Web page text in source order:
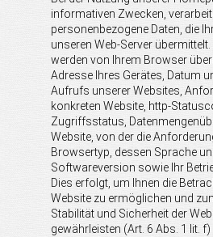
informativen Zwecken,
personenbezogene Daten, die
unseren Web-Server
werden von Ihrem Browser
Adresse Ihres Gerätes, Datum
Aufrufs unserer Websites,
konkreten Website, http-
Zugriffsstatus,
Website, von der die
Browsertyp, dessen Sprache
Softwareversion sowie Ihr
Dies erfolgt, um Ihnen die
Website zu ermöglichen und
Stabilität und Sicherheit der
gewährleisten (Art. 6 Abs. 1 lit. f)